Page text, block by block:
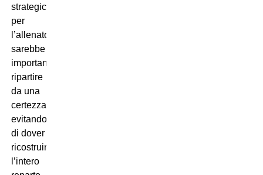
strategico,
per
l’allenatore
sarebbe
importante
ripartire
da una
certezza,
evitando
di dover
ricostruire
l’intero